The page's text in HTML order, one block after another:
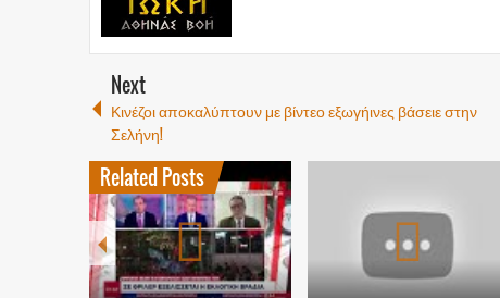
Next
Κινέζοι αποκαλύπτουν με βίντεο εξωγήινες βάσειε στην
Σελήνη!
Related Posts